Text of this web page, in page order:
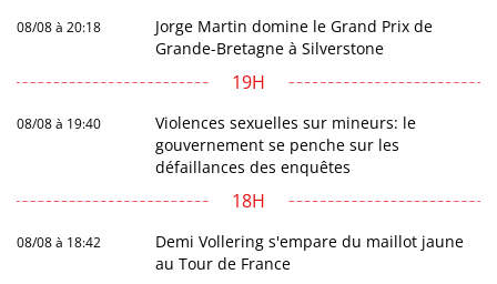
08/08 à 20:18
Jorge Martin domine le Grand Prix de
Grande-Bretagne à Silverstone
19H
08/08 à 19:40
Violences sexuelles sur mineurs: le
gouvernement se penche sur les
défaillances des enquêtes
18H
08/08 à 18:42
Demi Vollering s'empare du maillot jaune
au Tour de France